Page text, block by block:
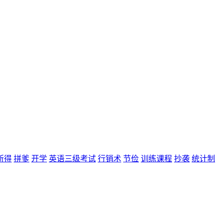
得 拼爹 开学 英语三级考试 行销术 节俭 训练课程 抄袭 统计制